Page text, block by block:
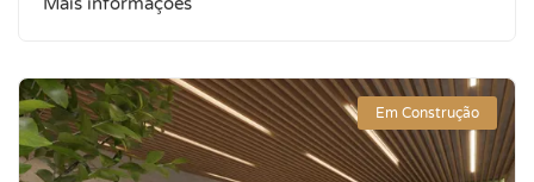
Em Construção